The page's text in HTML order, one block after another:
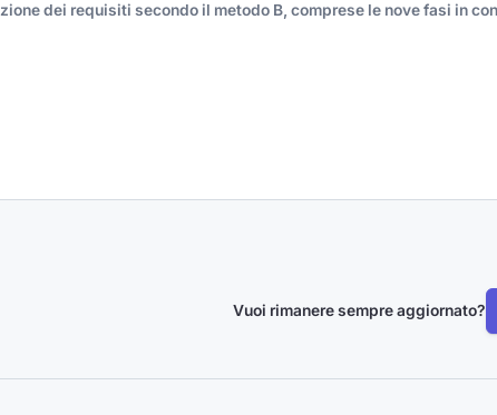
dei requisiti secondo il metodo B, comprese le nove fasi in
Vuoi rimanere sempre aggiornato?